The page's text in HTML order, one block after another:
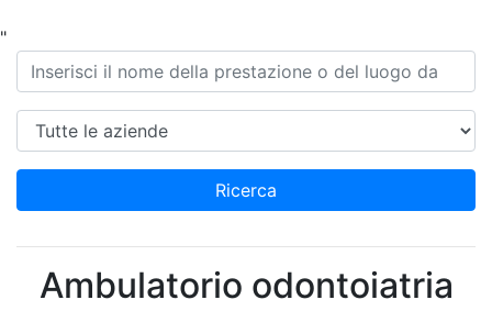
"
Ricerca
Azienda
Ricerca
Ambulatorio odontoiatria